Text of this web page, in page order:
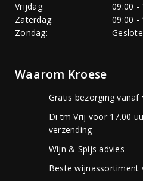
Vrijdag:
09:00 -
Zaterdag:
09:00 -
Zondag:
Waarom Kroese
Gratis bezorging vanaf
Di tm Vrij voor 17.00
verzending
Wijn & Spijs advies
Beste wijnassortiment